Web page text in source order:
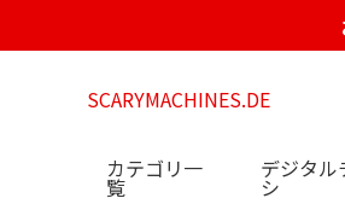
SCARYMACHINES.DE
カテゴリ一
覧
デジタル
シ